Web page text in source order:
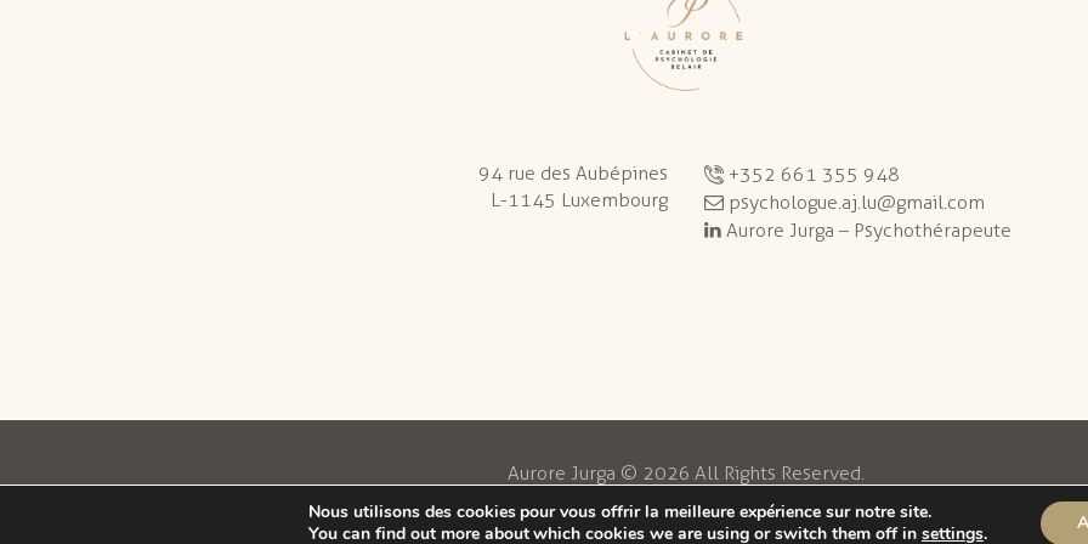
94 rue des Aubépines
L-1145 Luxembourg
+352 661 355 948
psychologue.aj.lu@gmail.com
Aurore Jurga – Psychothérapeute
Aurore Jurga © 2026 All Rights Reserved.
Nous utilisons des cookies pour vous offrir la meilleure expérience sur notre site.
You can find out more about which cookies we are using or switch them off in settings.